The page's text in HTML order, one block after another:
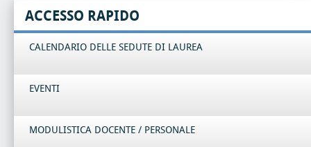
ACCESSO RAPIDO
CALENDARIO DELLE SEDUTE DI LAUREA
EVENTI
MODULISTICA DOCENTE / PERSONALE